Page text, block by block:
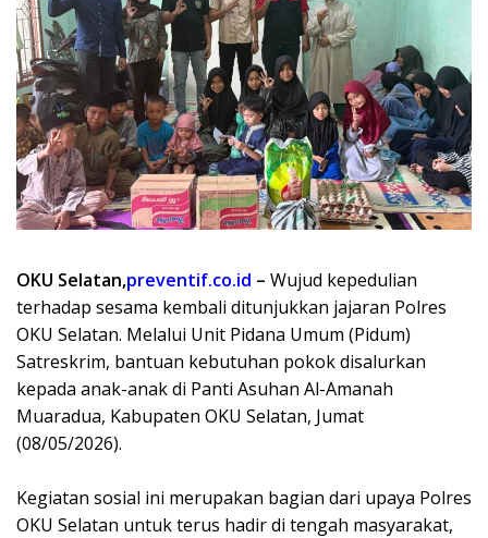
OKU Selatan,preventif.co.id – Wujud kepedulian
terhadap sesama kembali ditunjukkan jajaran Polres
OKU Selatan. Melalui Unit Pidana Umum (Pidum)
Satreskrim, bantuan kebutuhan pokok disalurkan
kepada anak-anak di Panti Asuhan Al-Amanah
Muaradua, Kabupaten OKU Selatan, Jumat
(08/05/2026).
Kegiatan sosial ini merupakan bagian dari upaya Polres
OKU Selatan untuk terus hadir di tengah masyarakat,